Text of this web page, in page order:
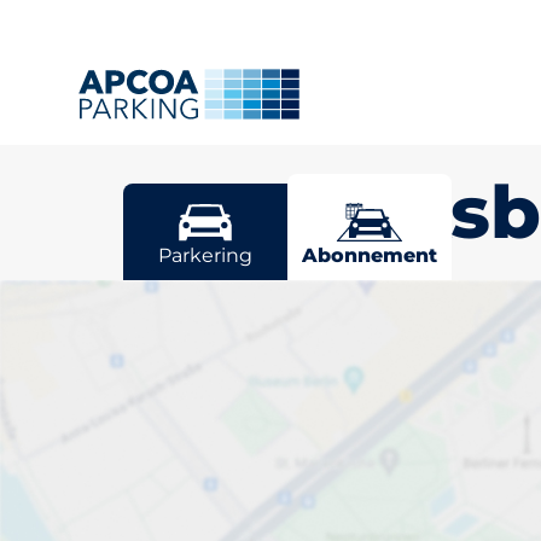
Parkering Abonnement
Abonner på
Frederiksberg